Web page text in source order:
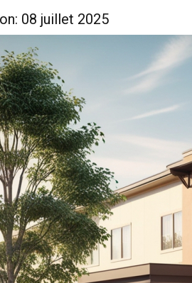
08 juillet 2025